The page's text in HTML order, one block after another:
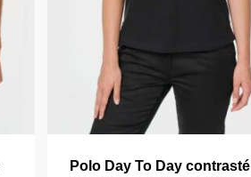
Polo Day To Day contrasté